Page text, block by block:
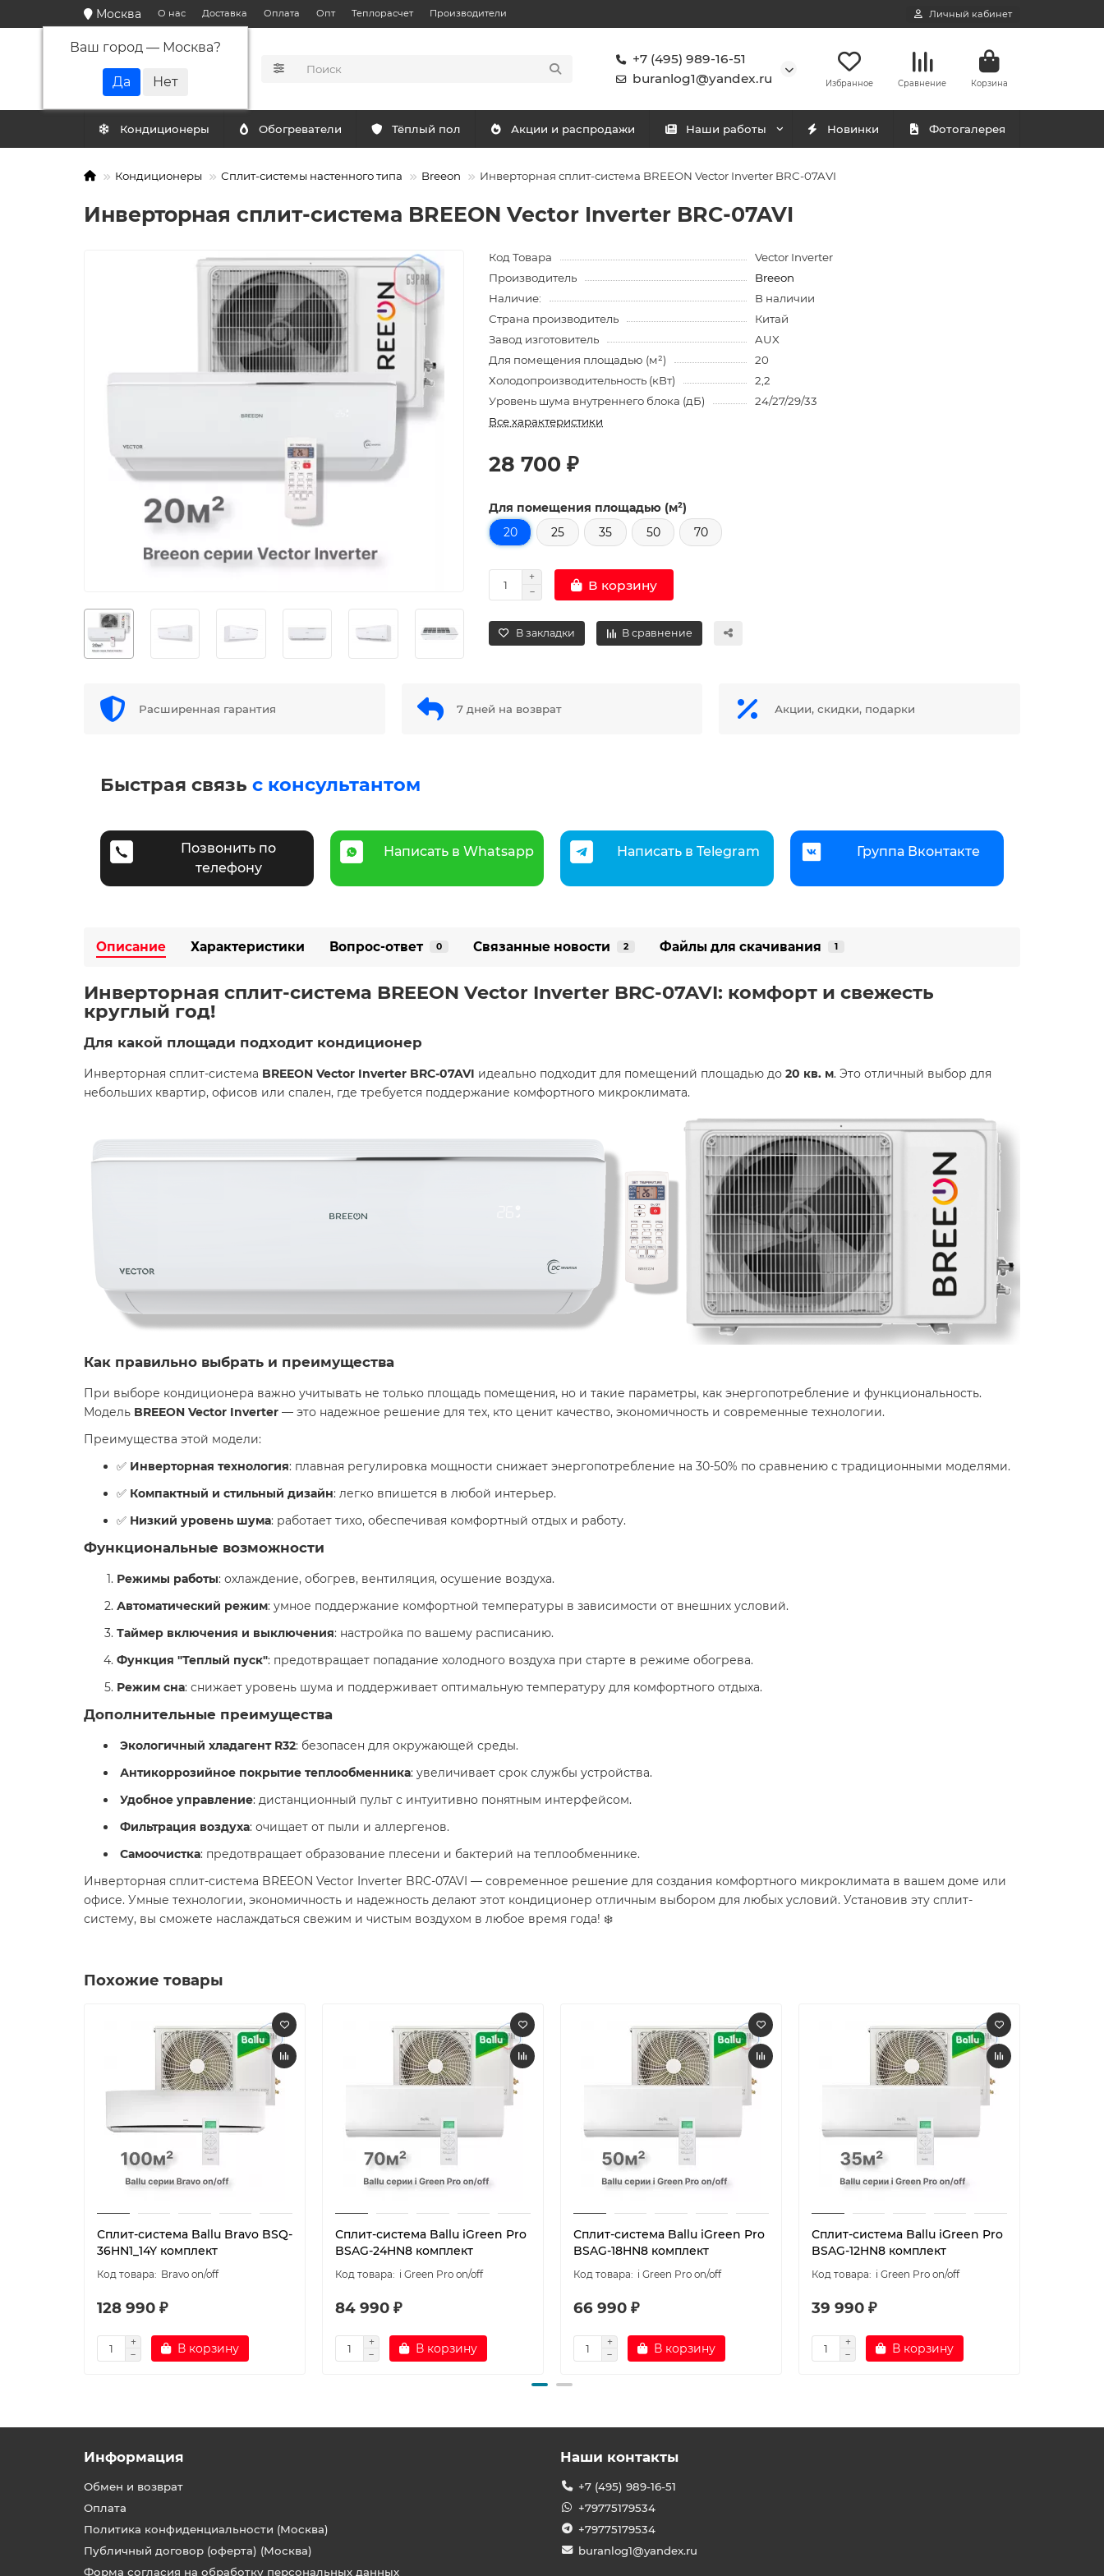
Москва
Ваш город — Москва?
О нас Доставка Оплата Опт Теплорасчет Производители Личный кабинет
+7 (495) 989-16-51
buranlog1@yandex.ru
Избранное Сравнение Корзина
Кондиционеры Обогреватели Тёплый пол Акции и распродажи Наши работы Новинки Фотогалерея
Кондиционеры Сплит-системы настенного типа Breeon Инверторная сплит-система BREEON Vector Inverter BRC-07AVI
Инверторная сплит-система BREEON Vector Inverter BRC-07AVI
Код Товара
Vector Inverter
Производитель
Breeon
Наличие:
В наличии
Страна производитель
Китай
Завод изготовитель
AUX
Для помещения площадью (м²)
20
Холодопроизводительность (кВт)
2,2
Уровень шума внутреннего блока (дБ)
24/27/29/33
Все характеристики
28 700 ₽
Для помещения площадью (м²)
20
25 35 50 70
В корзину
В закладки В сравнение
Расширенная гарантия 7 дней на возврат Акции, скидки, подарки
Быстрая связь с консультантом
Позвонить по
телефону
Написать в Whatsapp Написать в Telegram Группа Вконтакте
Описание Характеристики Вопрос-ответ 0 Связанные новости 2 Файлы для скачивания 1
Инверторная сплит-система BREEON Vector Inverter BRC-07AVI: комфорт и свежесть
круглый год! ️
Для какой площади подходит кондиционер
Инверторная сплит-система BREEON Vector Inverter BRC-07AVI идеально подходит для помещений площадью до 20 кв. м. Это отличный выбор для
небольших квартир, офисов или спален, где требуется поддержание комфортного микроклимата.
Как правильно выбрать и преимущества
При выборе кондиционера важно учитывать не только площадь помещения, но и такие параметры, как энергопотребление и функциональность.
Модель BREEON Vector Inverter — это надежное решение для тех, кто ценит качество, экономичность и современные технологии.
Преимущества этой модели:
✅ Инверторная технология: плавная регулировка мощности снижает энергопотребление на 30-50% по сравнению с традиционными моделями.
✅ Компактный и стильный дизайн: легко впишется в любой интерьер.
✅ Низкий уровень шума: работает тихо, обеспечивая комфортный отдых и работу.
Функциональные возможности ️
Режимы работы: охлаждение, обогрев, вентиляция, осушение воздуха.
Автоматический режим: умное поддержание комфортной температуры в зависимости от внешних условий.
Таймер включения и выключения: настройка по вашему расписанию.
Функция "Теплый пуск": предотвращает попадание холодного воздуха при старте в режиме обогрева.
Режим сна: снижает уровень шума и поддерживает оптимальную температуру для комфортного отдыха.
Дополнительные преимущества
Экологичный хладагент R32: безопасен для окружающей среды.
Антикоррозийное покрытие теплообменника: увеличивает срок службы устройства.
Удобное управление: дистанционный пульт с интуитивно понятным интерфейсом.
Фильтрация воздуха: очищает от пыли и аллергенов.
Самоочистка: предотвращает образование плесени и бактерий на теплообменнике.
Инверторная сплит-система BREEON Vector Inverter BRC-07AVI — современное решение для создания комфортного микроклимата в вашем доме или
офисе. Умные технологии, экономичность и надежность делают этот кондиционер отличным выбором для любых условий. Установив эту сплит-
систему, вы сможете наслаждаться свежим и чистым воздухом в любое время года! ❄️
Похожие товары
Сплит-система Ballu Bravo BSQ-
36HN1_14Y комплект
Bravo on/off
128 990 ₽
В корзину
Сплит-система Ballu iGreen Pro
BSAG-24HN8 комплект
i Green Pro on/off
84 990 ₽
В корзину
Сплит-система Ballu iGreen Pro
BSAG-18HN8 комплект
i Green Pro on/off
66 990 ₽
В корзину
Сплит-система Ballu iGreen Pro
BSAG-12HN8 комплект
i Green Pro on/off
39 990 ₽
В корзину
Информация
Обмен и возврат
Оплата
Политика конфиденциальности (Москва)
Публичный договор (оферта) (Москва)
Форма согласия на обработку персональных данных
Наши контакты
+7 (495) 989-16-51
+79775179534
+79775179534
buranlog1@yandex.ru